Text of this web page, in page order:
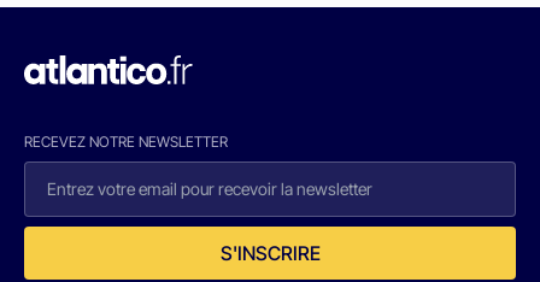
RECEVEZ NOTRE NEWSLETTER
S'INSCRIRE